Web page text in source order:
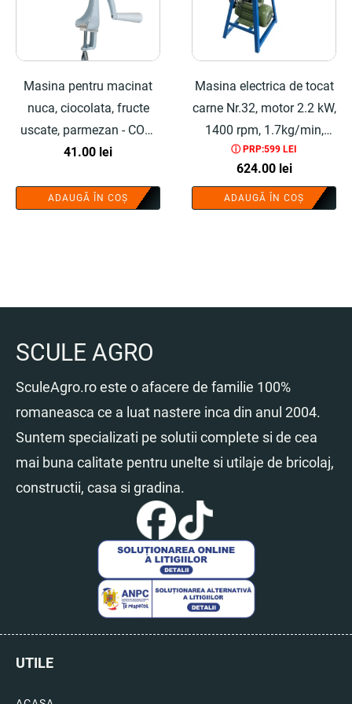
Masina pentru macinat
nuca, ciocolata, fructe
uscate, parmezan - COBI
SMART®
41.00 lei
ADAUGĂ ÎN COȘ
Masina electrica de tocat
carne Nr.32, motor 2.2 kW,
1400 rpm, 1.7kg/min,
bobinaj cupru 100%,
include adaptor carnati,
67x39x30 cm, buton
ⓘ PRP:599 LEI
624.00 lei
ADAUGĂ ÎN COȘ
SCULE AGRO
SculeAgro.ro este o afacere de familie 100%
romaneasca ce a luat nastere inca din anul 2004.
Suntem specializati pe solutii complete si de cea
mai buna calitate pentru unelte si utilaje de bricolaj,
constructii, casa si gradina.
UTILE